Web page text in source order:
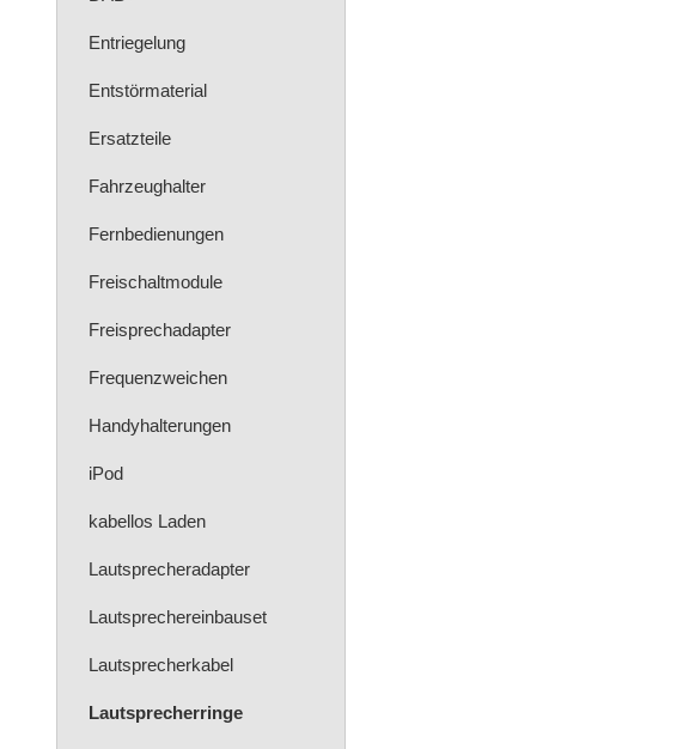
Entriegelung
Entstörmaterial
Ersatzteile
Fahrzeughalter
Fernbedienungen
Freischaltmodule
Freisprechadapter
Frequenzweichen
Handyhalterungen
iPod
kabellos Laden
Lautsprecheradapter
Lautsprechereinbauset
Lautsprecherkabel
Lautsprecherringe